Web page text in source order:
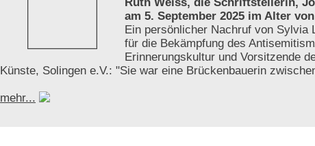
am 5. September 2025 im Alter
Ein persönlicher Nachruf von Sylvia
für die Bekämpfung des
Erinnerungskultur und Vorsitzende
Künste, Solingen e.V.: "Sie war eine Brückenbauerin
mehr...